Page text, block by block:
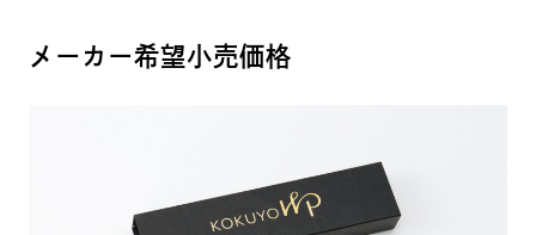
メーカー希望小売価格